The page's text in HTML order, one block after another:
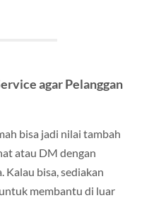
agar Pelanggan
bisa jadi nilai tambah
atau DM dengan
Kalau bisa, sediakan
membantu di luar